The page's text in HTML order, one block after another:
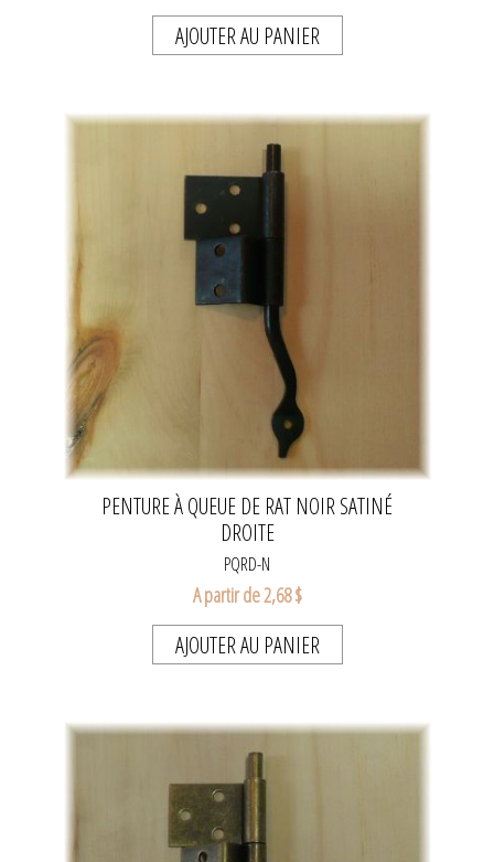
AJOUTER AU PANIER
PENTURE À QUEUE DE RAT NOIR SATINÉ
DROITE
PQRD-N
A partir de 2,68 $
AJOUTER AU PANIER